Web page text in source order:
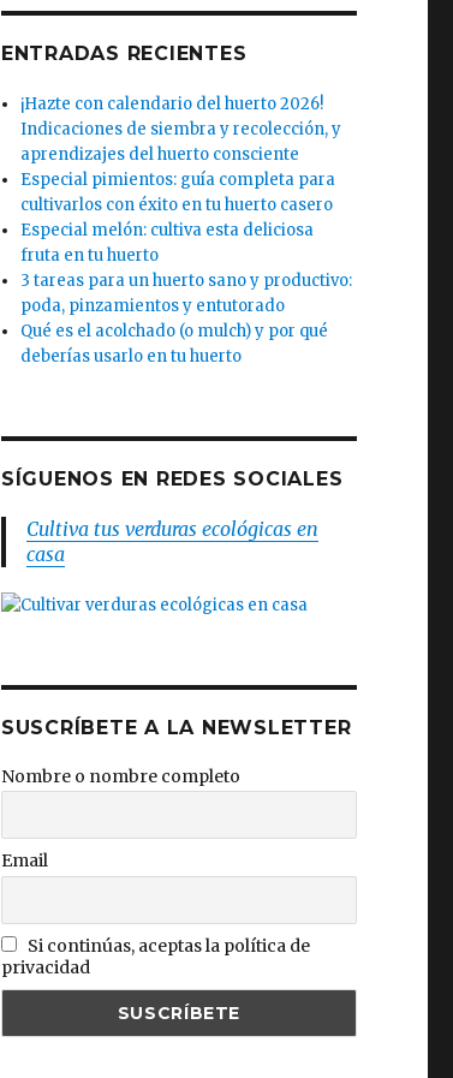
ENTRADAS RECIENTES
¡Hazte con calendario del huerto 2026!
Indicaciones de siembra y recolección, y
aprendizajes del huerto consciente
Especial pimientos: guía completa para
cultivarlos con éxito en tu huerto casero
Especial melón: cultiva esta deliciosa
fruta en tu huerto
3 tareas para un huerto sano y productivo:
poda, pinzamientos y entutorado
Qué es el acolchado (o mulch) y por qué
deberías usarlo en tu huerto
SÍGUENOS EN REDES SOCIALES
Cultiva tus verduras ecológicas en
casa
SUSCRÍBETE A LA NEWSLETTER
Nombre o nombre completo
Email
Si continúas, aceptas la política de
privacidad